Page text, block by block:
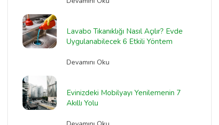
Lavabo Tıkanıklığı Nasıl Açılır? Evde
Uygulanabilecek 6 Etkili Yöntem
Devamını Oku
Evinizdeki Mobilyayı Yenilemenin 7
Akıllı Yolu